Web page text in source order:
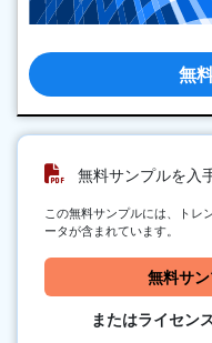
無
無料サンプルを入
この無料サンプルには、トレ
ータが含まれています。
無料サ
またはライセン